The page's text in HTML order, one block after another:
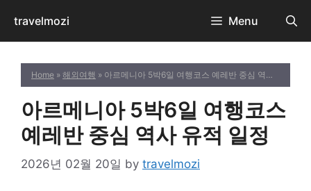
content
travelmozi Menu
Home » 해외여행 » 아르메니아 5박6일 여행코스 예레반 중심 역사 유적 일정
아르메니아 5박6일 여행코스
예레반 중심 역사 유적 일정
2026년 02월 20일 by travelmozi